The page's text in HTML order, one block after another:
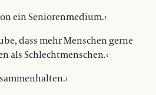
ein Sen­iorenmedium.‹
dass mehr Menschen gerne
als Schlechtmenschen.‹